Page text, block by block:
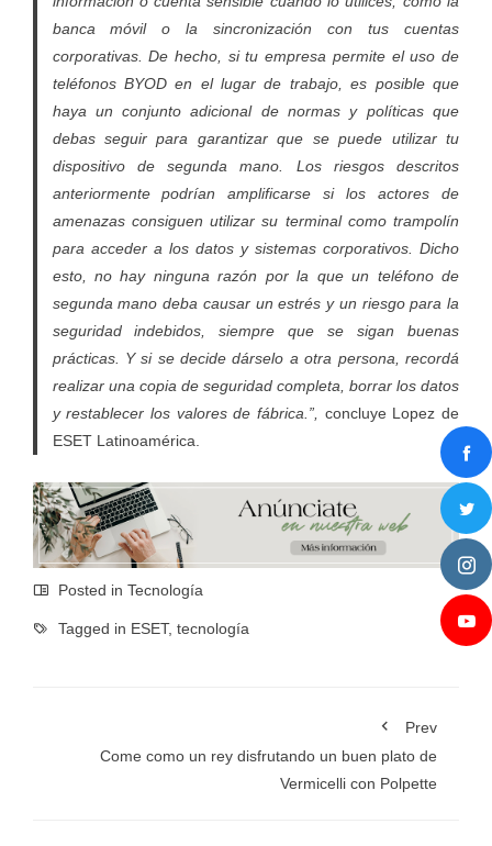
banca móvil o la sincronización con tus cuentas
corporativas. De hecho, si tu empresa permite el uso de
teléfonos BYOD en el lugar de trabajo, es posible que
haya un conjunto adicional de normas y políticas que
debas seguir para garantizar que se puede utilizar tu
dispositivo de segunda mano. Los riesgos descritos
anteriormente podrían amplificarse si los actores de
amenazas consiguen utilizar su terminal como trampolín
para acceder a los datos y sistemas corporativos. Dicho
esto, no hay ninguna razón por la que un teléfono de
segunda mano deba causar un estrés y un riesgo para la
seguridad indebidos, siempre que se sigan buenas
prácticas. Y si se decide dárselo a otra persona, recordá
realizar una copia de seguridad completa, borrar los datos
y restablecer los valores de fábrica.”,
concluye Lopez de
ESET Latinoamérica.
Posted in Tecnología
Tagged in ESET, tecnología
Prev
Come como un rey disfrutando un buen plato de
Vermicelli con Polpette